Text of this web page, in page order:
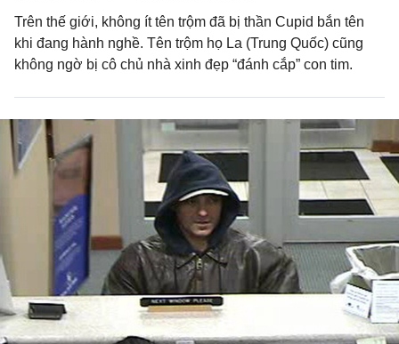
Trên thế giới, không ít tên trộm đã bị thần Cupid bắn tên
khi đang hành nghề. Tên trộm họ La (Trung Quốc) cũng
không ngờ bị cô chủ nhà xinh đẹp “đánh cắp” con tim.